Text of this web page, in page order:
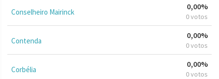
Conselheiro Mairinck
0,00%
0 votos
Contenda
0,00%
0 votos
Corbélia
0,00%
0 votos